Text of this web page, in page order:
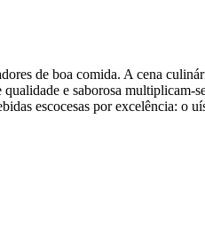
de boa comida. A cena
e saborosa multiplicam-
escocesas por excelência: o